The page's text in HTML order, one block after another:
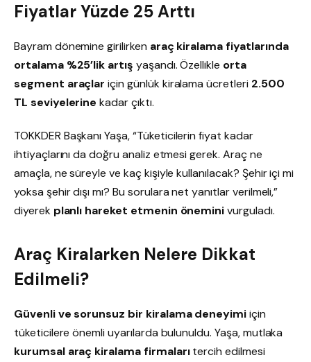
Fiyatlar Yüzde 25 Arttı
Bayram dönemine girilirken araç kiralama fiyatlarında
ortalama %25’lik artış yaşandı. Özellikle orta
segment araçlar için günlük kiralama ücretleri 2.500
TL seviyelerine kadar çıktı.
TOKKDER Başkanı Yaşa, “Tüketicilerin fiyat kadar
ihtiyaçlarını da doğru analiz etmesi gerek. Araç ne
amaçla, ne süreyle ve kaç kişiyle kullanılacak? Şehir içi mi
yoksa şehir dışı mı? Bu sorulara net yanıtlar verilmeli,”
diyerek planlı hareket etmenin öneminivurguladı.
Araç Kiralarken Nelere Dikkat
Edilmeli?
Güvenli ve sorunsuz bir kiralama deneyimiiçin
tüketicilere önemli uyarılarda bulunuldu. Yaşa, mutlaka
kurumsal araç kiralama firmalarıtercih edilmesi